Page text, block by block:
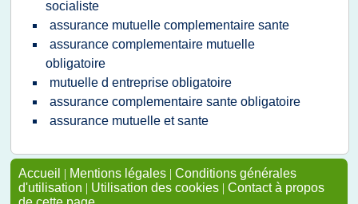
socialiste
assurance mutuelle complementaire sante
assurance complementaire mutuelle
obligatoire
mutuelle d entreprise obligatoire
assurance complementaire sante obligatoire
assurance mutuelle et sante
Accueil | Mentions légales | Conditions générales
d'utilisation | Utilisation des cookies | Contact à propos